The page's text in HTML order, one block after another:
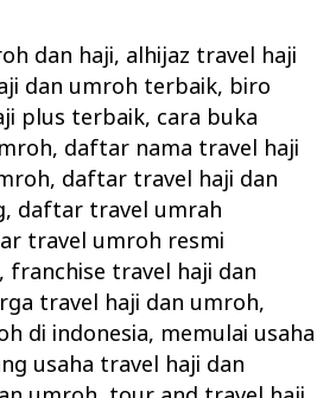
dan haji, alhijaz travel haji
dan umroh terbaik, biro
plus terbaik, cara buka
, daftar nama travel haji
, daftar travel haji dan
, daftar travel umrah
travel umroh resmi
, franchise travel haji dan
travel haji dan umroh,
di indonesia, memulai usaha
usaha travel haji dan